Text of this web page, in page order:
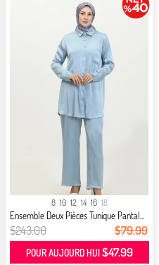
8 10 12 14 16 18
Ensemble Deux Pièces Tunique Pantal...
$243.00 $79.99
POUR AUJOURD HUI $47.99